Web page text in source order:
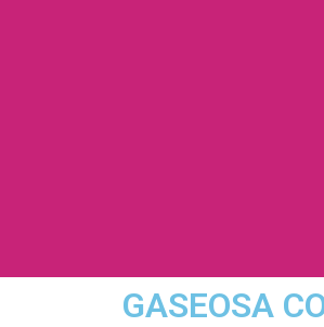
GASEOSA